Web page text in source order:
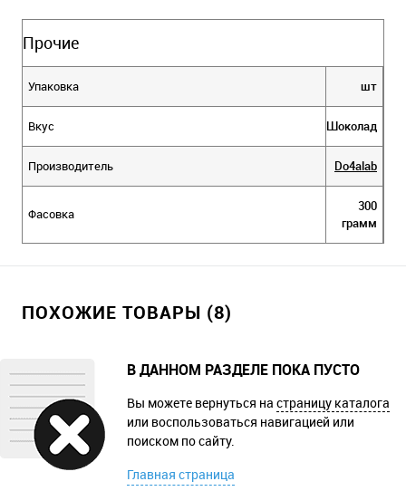
Прочие
Упаковка шт
Вкус Шоколад
Производитель Do4alab
Фасовка
300
грамм
ПОХОЖИЕ ТОВАРЫ (8)
В ДАННОМ РАЗДЕЛЕ ПОКА ПУСТО
Вы можете вернуться на страницу каталога
или воспользоваться навигацией или
поиском по сайту.
Главная страница